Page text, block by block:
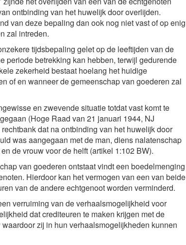
ontbinding van het huwelijk door overlijden.
van deze bepaling dan ook nog niet vast of op enig
zal intreden.
tijdsbepaling gelet op de leeftijden van de
periode betrekking kan hebben, terwijl gedurende
zekerheid bestaat hoelang het huidige
of en wanneer de gemeenschap van goederen zal
en zwevende situatie totdat vast komt te
(Hoge Raad van 21 januari 1944, NJ
dat na ontbinding van het huwelijk door
was aangegaan met de man, diens nalatenschap
de vrouw voor de helft (artikel 1:102 BW).
van goederen ontstaat vindt een boedelmenging
Hierdoor kan het vermogen van een van beide
van de andere echtgenoot worden verminderd.
verruiming van de verhaalsmogelijkheid voor
dat crediteuren te maken krijgen met de
zij in hun verhaalsmogelijkheden kunnen